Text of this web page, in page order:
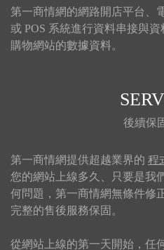
第一商情網的網路開店平台、
或 POS 系統進行資料串接與
購物網站的數據資料。
後續保
第一商情網提供超越業界的 程
您的網站上線多久、只要是我
何問題，第一商情網無條件修
完整的售後服務保固。
從網站上線的第一天開始，任